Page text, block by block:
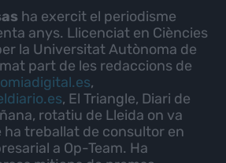
ha exercit el periodisme
anys. Llicenciat en Ciències
la Universitat Autònoma de
part de les redaccions de
,
, El Triangle, Diari de
rotatiu de Lleida on va
ha treballat de consultor en
a Op-Team. Ha